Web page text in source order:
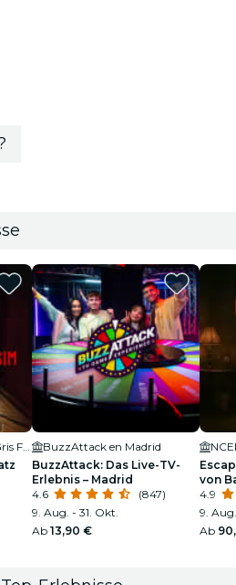
BuzzAttack en Madrid
BuzzAttack: Das Live-TV-
Erlebnis – Madrid
4.6
(847)
9. Aug. - 31. Okt.
Ab 13,90 €
von
4.9
9.
Ab